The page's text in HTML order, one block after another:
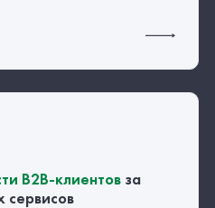
B2B-клиентов за
сервисов